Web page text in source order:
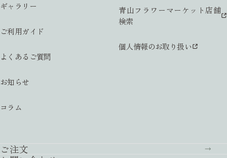
ギャラリー
ご利用ガイド
よくあるご質問
お知らせ
コラム
青山フラワーマーケット店舗
検索
個人情報のお取り扱い
ご注文